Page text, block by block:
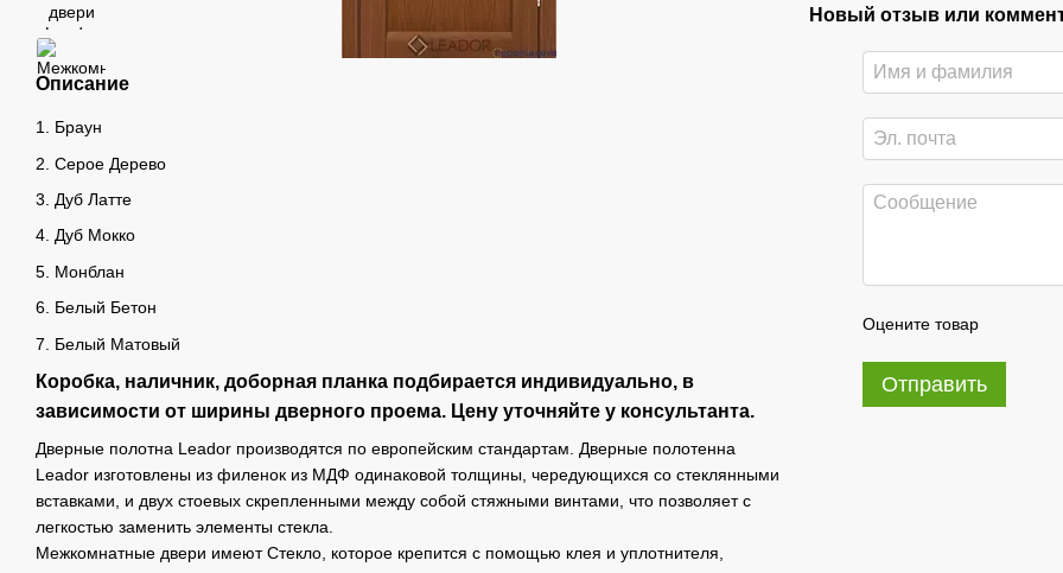
Описание
1. Браун
2. Серое Дерево
3. Дуб Латте
4. Дуб Мокко
5. Монблан
6. Белый Бетон
7. Белый Матовый
Коробка, наличник, доборная планка подбирается индивидуально, в
зависимости от ширины дверного проема. Цену уточняйте у консультанта.
Дверные полотна Leador производятся по европейским стандартам. Дверные полотенна
Leador изготовлены из филенок из МДФ одинаковой толщины, чередующихся со стеклянными
вставками, и двух стоевых скрепленными между собой стяжными винтами, что позволяет с
легкостью заменить элементы стекла.
Межкомнатные двери имеют Стекло, которое крепится с помощью клея и уплотнителя,
Новый отзыв или
Оцените товар
Отправить